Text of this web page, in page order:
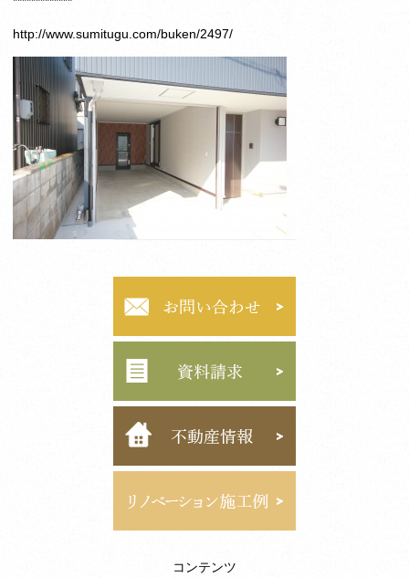
http://www.sumitugu.com/buken/2497/
コンテンツ